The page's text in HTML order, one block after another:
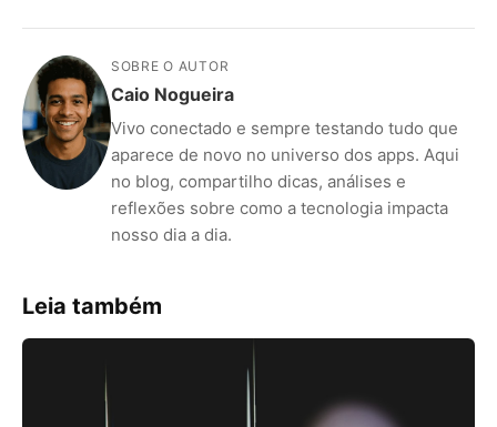
SOBRE O AUTOR
Caio Nogueira
Vivo conectado e sempre testando tudo que
aparece de novo no universo dos apps. Aqui
no blog, compartilho dicas, análises e
reflexões sobre como a tecnologia impacta
nosso dia a dia.
Leia também